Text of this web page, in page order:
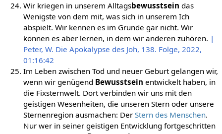
Wir kriegen in unserem Alltagsbewusstsein das
Wenigste von dem mit, was sich in unserem Ich
abspielt. Wir kennen es im Grunde gar nicht. Wir
können es aber lernen, in dem wir anderen zuhören. |
Peter, W. Die Apokalypse des Joh, 138. Folge, 2022,
01:16:42
Im Leben zwischen Tod und neuer Geburt gelangen wir,
wenn wir genügend Bewusstsein entwickelt haben, in
die Fixsternwelt. Dort verbinden wir uns mit den
geistigen Wesenheiten, die unseren Stern oder unsere
Sternenregion ausmachen: Der Stern des Menschen.
Nur wer in seiner geistigen Entwicklung fortgeschritten